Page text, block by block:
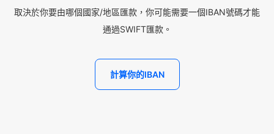
取決於你要由哪個國家/地區匯款，你可能需要一個IBAN號碼才能
通過SWIFT匯款。
計算你的IBAN